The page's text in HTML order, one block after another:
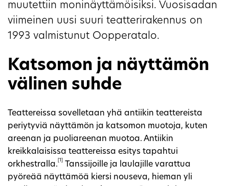
muutettiin moninäyttämöisiksi. Vuosisadan
viimeinen uusi suuri teatterirakennus on
1993 valmistunut Oopperatalo.
Katsomon ja näyttämön
välinen suhde
Teattereissa sovelletaan yhä antiikin teattereista
periytyviä näyttämön ja katsomon muotoja, kuten
areenan ja puoliareenan muotoa. Antiikin
kreikkalaisissa teattereissa esitys tapahtui
orkhestralla.
[1]
Tanssijoille ja laulajille varattua
pyöreää näyttämöä kiersi nouseva, hieman yli